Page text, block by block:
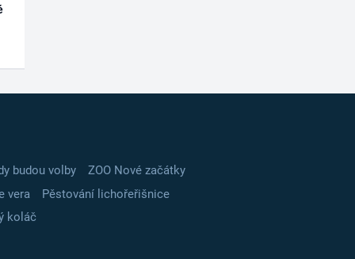
budou volby
ZOO Nové začátky
vera
Pěstování lichořeřišnice
koláč